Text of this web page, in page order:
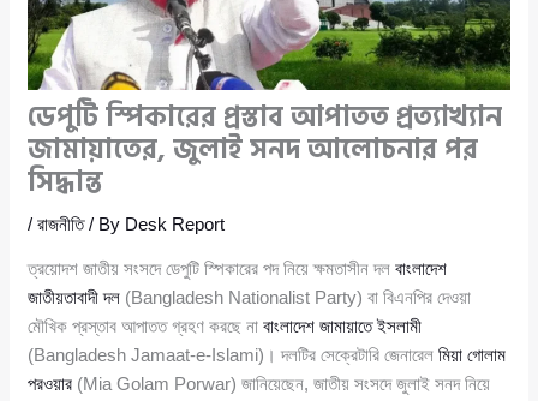
ডেপুটি স্পিকারের প্রস্তাব আপাতত প্রত্যাখ্যান
জামায়াতের, জুলাই সনদ আলোচনার পর
সিদ্ধান্ত
/রাজনীতি/ By Desk Report
ত্রয়োদশ জাতীয় সংসদে ডেপুটি স্পিকারের পদ নিয়ে ক্ষমতাসীন দলবাংলাদেশ
জাতীয়তাবাদী দল (Bangladesh Nationalist Party) বা বিএনপির দেওয়া
মৌখিক প্রস্তাব আপাতত গ্রহণ করছে নাবাংলাদেশ জামায়াতে ইসলামী
(Bangladesh Jamaat-e-Islami)। দলটির সেক্রেটারি জেনারেলমিয়া গোলাম
পরওয়ার (Mia Golam Porwar) জানিয়েছেন, জাতীয় সংসদে জুলাই সনদ নিয়ে